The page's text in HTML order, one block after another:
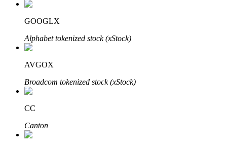
Afiliados Bitrue
GOOGLX
Alphabet tokenized stock (xStock)
AVGOX
Broadcom tokenized stock (xStock)
CC
Canton